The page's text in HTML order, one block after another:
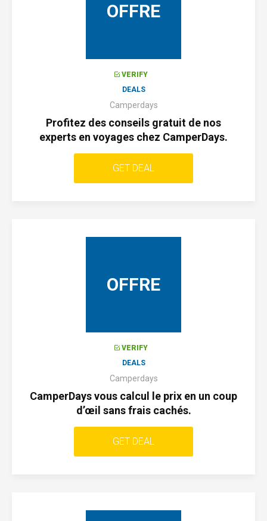
OFFRE
VERIFY
DEALS
Camperdays
Profitez des conseils gratuit de nos
experts en voyages chez CamperDays.
GET DEAL
OFFRE
VERIFY
DEALS
Camperdays
CamperDays vous calcul le prix en un coup
d’œil sans frais cachés.
GET DEAL